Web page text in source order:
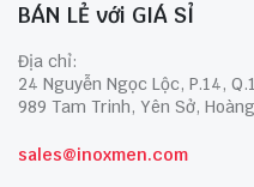
BÁN LẺ với GIÁ SỈ
Địa chỉ:
24 Nguyễn Ngọc Lộc, P.14,
989 Tam Trinh, Yên Sở,
sales@inoxmen.com